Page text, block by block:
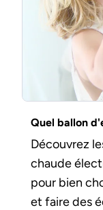
Quel ballon
Découvrez
chaude
pour bien
et faire des